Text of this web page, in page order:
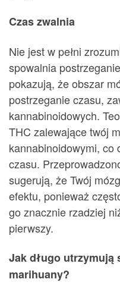
Czas zwalnia
Nie jest w pełni
spowalnia
pokazują, że obszar
postrzeganie czasu,
kannabinoidowych.
THC zalewające twój
kannabinoidowymi, co
czasu.
sugerują, że Twój
efektu, ponieważ
go znacznie rzadziej
pierwszy.
Jak długo utrzymują
marihuany?